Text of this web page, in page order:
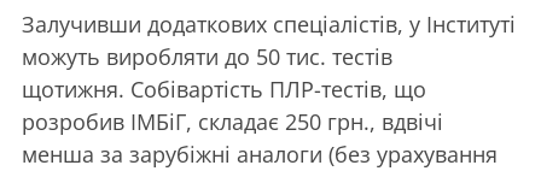
Залучивши додаткових спеціалістів, у Інституті
можуть виробляти до 50 тис. тестів
щотижня. Собівартість ПЛР-тестів, що
розробив ІМБіГ, складає 250 грн., вдвічі
менша за зарубіжні аналоги (без урахування